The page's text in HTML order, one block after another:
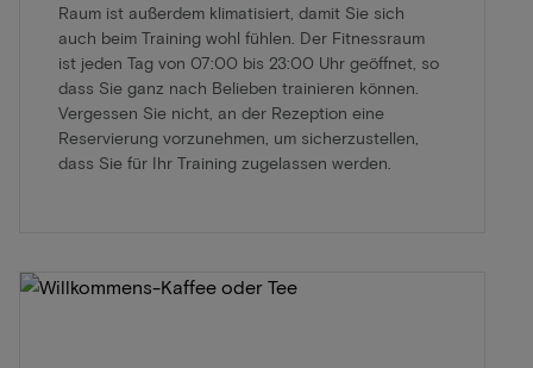
Raum ist außerdem klimatisiert, damit Sie sich
auch beim Training wohl fühlen. Der Fitnessraum
ist jeden Tag von 07:00 bis 23:00 Uhr geöffnet, so
dass Sie ganz nach Belieben trainieren können.
Vergessen Sie nicht, an der Rezeption eine
Reservierung vorzunehmen, um sicherzustellen,
dass Sie für Ihr Training zugelassen werden.